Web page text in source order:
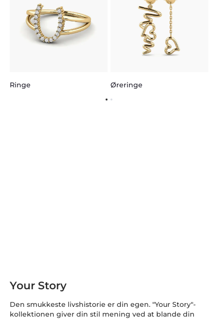
Ringe Øreringe
Your Story
Den smukkeste livshistorie er din egen. "Your Story"-
kollektionen giver din stil mening ved at blande din